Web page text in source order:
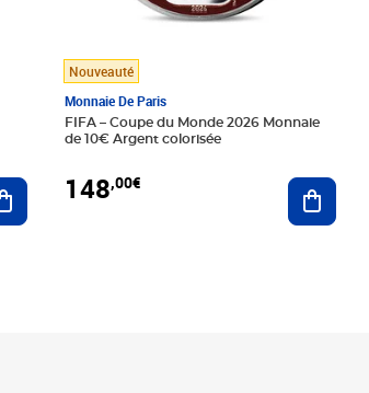
Ajouter au panier
Nouveauté
Monnaie De Paris
FIFA – Coupe du Monde 2026 Monnaie
de 10€ Argent colorisée
148,00€